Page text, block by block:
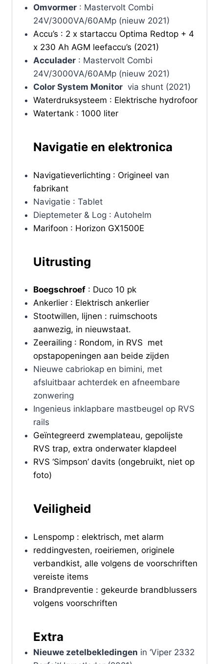
Omvormer: Mastervolt Combi
24V/3000VA/60AMp (nieuw 2021)
Accu’s : 2 x startaccu Optima Redtop + 4
x 230 Ah AGM leefaccu’s (2021)
Acculader: Mastervolt Combi
24V/3000VA/60AMp (nieuw 2021)
Color System Monitorvia shunt (2021)
Waterdruksysteem : Elektrische hydrofoor
Watertank : 1000 liter
Navigatie en elektronica
Navigatieverlichting : Origineel van
fabrikant
Navigatie : Tablet
Dieptemeter & Log : Autohelm
Marifoon : Horizon GX1500E
Uitrusting
Boegschroef: Duco 10 pk
Ankerlier : Elektrisch ankerlier
Stootwillen, lijnen : ruimschoots
aanwezig, in nieuwstaat.
Zeerailing : Rondom, in RVS met
opstapopeningen aan beide zijden
Nieuwe cabriokap en bimini, met
afsluitbaar achterdek en afneembare
zonwering
Ingenieus inklapbare mastbeugel op RVS
rails
Geïntegreerd zwemplateau, gepolijste
RVS trap, extra onderwater klapdeel
RVS ‘Simpson’ davits (ongebruikt, niet op
foto)
Veiligheid
Lenspomp : elektrisch, met alarm
reddingvesten, roeiriemen, originele
verbandkist, alle volgens de voorschriften
vereiste items
Brandpreventie : gekeurde brandblussers
volgens voorschriften
Extra
Nieuwe zetelbekledingen in ‘Viper 2332